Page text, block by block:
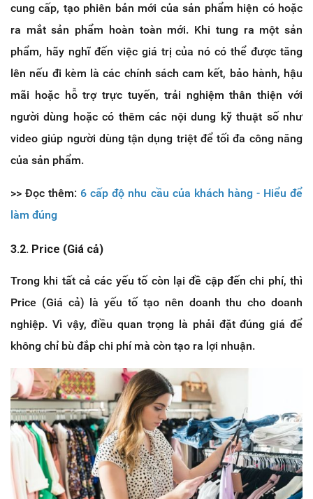
cung cấp, tạo phiên bản mới của sản phẩm hiện có hoặc
ra mắt sản phẩm hoàn toàn mới. Khi tung ra một sản
phẩm, hãy nghĩ đến việc giá trị của nó có thể được tăng
lên nếu đi kèm là các chính sách cam kết, bảo hành, hậu
mãi hoặc hỗ trợ trực tuyến, trải nghiệm thân thiện với
người dùng hoặc có thêm các nội dung kỹ thuật số như
video giúp người dùng tận dụng triệt để tối đa công năng
của sản phẩm.
>> Đọc thêm: 6 cấp độ nhu cầu của khách hàng - Hiểu để
làm đúng
3.2. Price (Giá cả)
Trong khi tất cả các yếu tố còn lại đề cập đến chi phí, thì
Price (Giá cả) là yếu tố tạo nên doanh thu cho doanh
nghiệp. Vì vậy, điều quan trọng là phải đặt đúng giá để
không chỉ bù đắp chi phí mà còn tạo ra lợi nhuận.